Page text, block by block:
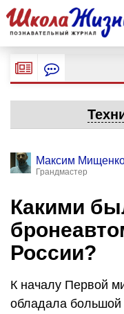
Максим
Грандмастер
Какими
России?
К началу Первой
обладала большой